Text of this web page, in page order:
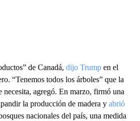
de Canadá, dijo Trump en el
“Tenemos todos los árboles” que la
necesita, agregó. En marzo, firmó una
la producción de madera y abrió
nacionales del país, una medida